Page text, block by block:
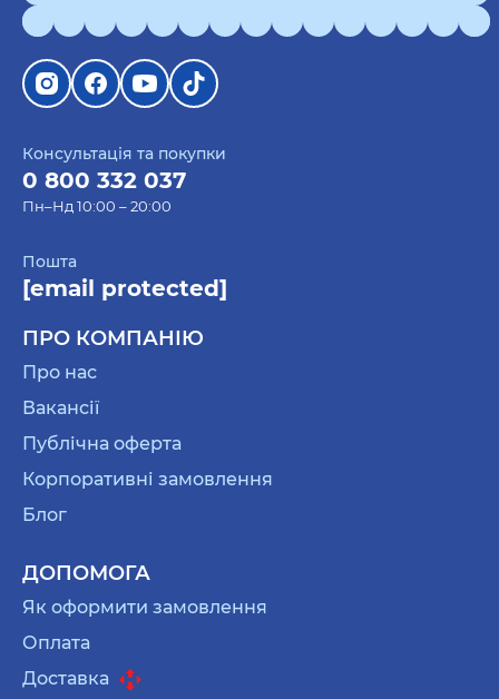
Консультація та покупки
0 800 332 037
Пн–Нд 10:00 – 20:00
Пошта
[email protected]
ПРО КОМПАНІЮ
Про нас
Вакансії
Публічна оферта
Корпоративні замовлення
Блог
ДОПОМОГА
Як оформити замовлення
Оплата
Доставка